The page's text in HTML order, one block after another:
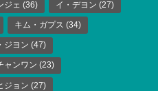
ジェ (36) イ・デヨン (27)
キム・ガプス (34)
ジヨン (47)
ャンワン (23)
ジョン (27)